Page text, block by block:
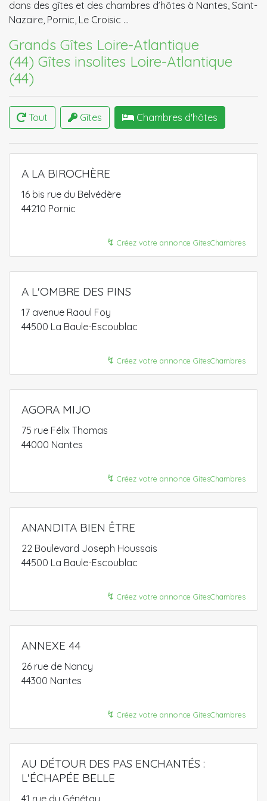
dans des gîtes et des chambres d’hôtes à Nantes, Saint-
Nazaire, Pornic, Le Croisic …
Grands Gîtes Loire-Atlantique
(44) Gîtes insolites Loire-Atlantique
(44)
Tout Gîtes Chambres d'hôtes
A LA BIROCHÈRE
16 bis rue du Belvédère
44210 Pornic
↯ Créez votre annonce GitesChambres
A L'OMBRE DES PINS
17 avenue Raoul Foy
44500 La Baule-Escoublac
↯ Créez votre annonce GitesChambres
AGORA MIJO
75 rue Félix Thomas
44000 Nantes
↯ Créez votre annonce GitesChambres
ANANDITA BIEN ÊTRE
22 Boulevard Joseph Houssais
44500 La Baule-Escoublac
↯ Créez votre annonce GitesChambres
ANNEXE 44
26 rue de Nancy
44300 Nantes
↯ Créez votre annonce GitesChambres
AU DÉTOUR DES PAS ENCHANTÉS :
L'ÉCHAPÉE BELLE